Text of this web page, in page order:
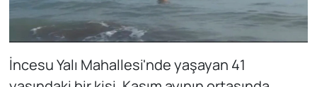
İncesu Yalı Mahallesi'nde yaşayan 41